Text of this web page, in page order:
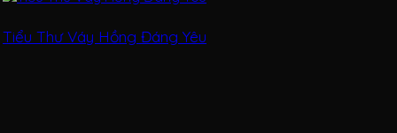
Tiểu Thư Váy Hồng Đáng Yêu